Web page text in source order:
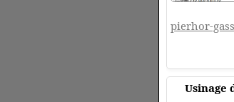
pierhor-
Usinage